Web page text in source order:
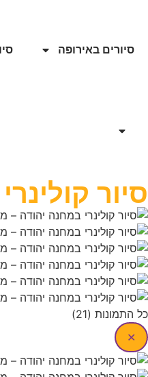
סיורים באירופה
סיור
כל התמונות (21)
✕